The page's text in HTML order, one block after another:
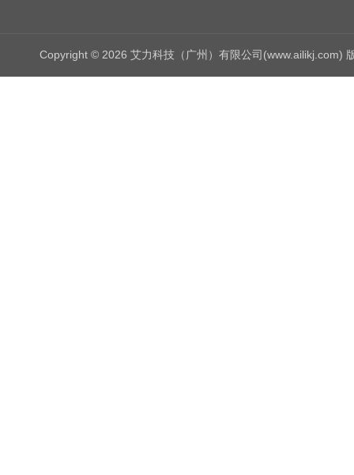
Copyright © 2026 艾力科技（广州）有限公司(www.ailikj.com)